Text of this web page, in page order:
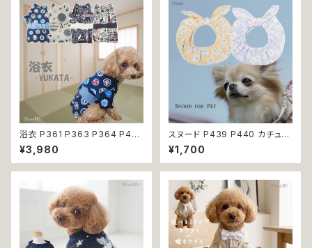
ト 服 犬服 猫服 おしゃれ かわい
い 小型犬 返品交換不可
服 犬の洋服 洋服 小型犬 中型
犬 おしゃれ かわいい 可愛い 返
品交換不可
浴衣 P361 P363 P364 P40
3 ハンドメイド 手鞠 紺 ネイビ
ー 白 ホワイト きなり ドッグ ウ
ェア ドッグウエア 犬 猫 ペット
装 和柄 小型犬 子犬 仔犬 夏 返
品交換不可
¥3,980
スヌード P439 P440 カチュー
シャ ブルー イエロー 花 フラワ
ー ドッグウェア うさ耳 たれ耳
うさみみ ドッグ ウェア ドッグウ
いい おしゃれ 小型犬 濡れ防止
汚れ防止 返品交換不可
¥1,700